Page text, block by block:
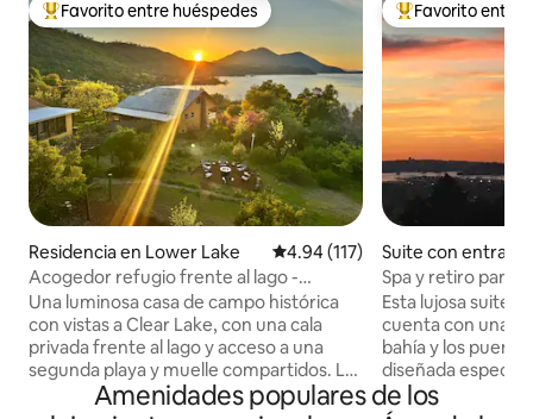
De los mejores en Favorito entre huéspedes
Favorito entre huéspedes
Residencia en Lower Lake Calificación promedio: 4.94 de
4.94 (117)
Acogedor refugio frente al lago -
Senderos privados y playa
Una luminosa casa de campo histórica
con vistas a Clear Lake, con una cala
privada frente al lago y acceso a una
segunda playa y muelle compartidos. Las
vistas panorámicas, los senderos
De los mejores
Favorito entre
Suite con entrada
ente en Oakland
Spa y retiro para
puentes y
Esta lujosa suite
cuenta con una
bahía y los
diseñada
escapada
Amenidades populares de los